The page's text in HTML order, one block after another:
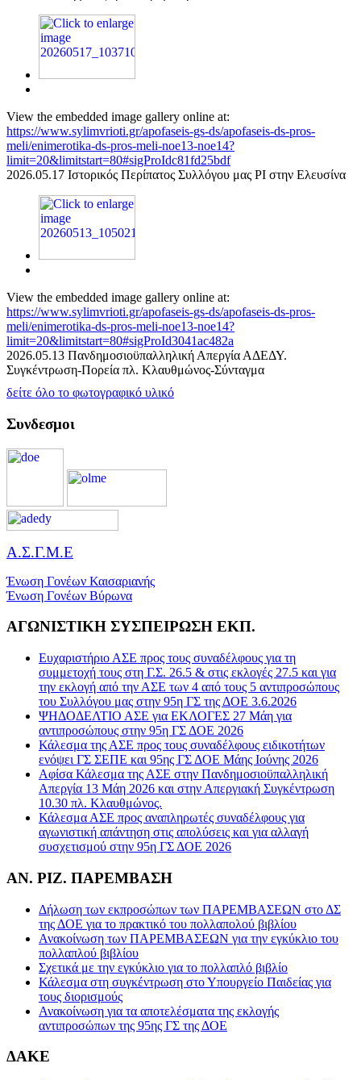
View the embedded image gallery online at:
https://www.sylimvrioti.gr/apofaseis-gs-ds/apofaseis-ds-pros-
meli/enimerotika-ds-pros-meli-noe13-noe14?
limit=20&limitstart=80#sigProIdc81fd25bdf
2026.05.17 Ιστορικός Περίπατος Συλλόγου μας ΡΙ στην Ελευσίνα
View the embedded image gallery online at:
https://www.sylimvrioti.gr/apofaseis-gs-ds/apofaseis-ds-pros-
meli/enimerotika-ds-pros-meli-noe13-noe14?
limit=20&limitstart=80#sigProId3041ac482a
2026.05.13 Πανδημοσιοϋπαλληλική Απεργία ΑΔΕΔΥ.
Συγκέντρωση-Πορεία πλ. Κλαυθμώνος-Σύνταγμα
δείτε όλο το φωτογραφικό υλικό
Συνδεσμοι
Α.Σ.Γ.Μ.Ε
Ένωση Γονέων Καισαριανής
Ένωση Γονέων Βύρωνα
ΑΓΩΝΙΣΤΙΚΗ ΣΥΣΠΕΙΡΩΣΗ ΕΚΠ.
Ευχαριστήριο ΑΣΕ προς τους συναδέλφους για τη
συμμετοχή τους στη Γ.Σ. 26.5 & στις εκλογές 27.5 και για
την εκλογή από την ΑΣΕ των 4 από τους 5 αντιπροσώπους
του Συλλόγου μας στην 95η ΓΣ της ΔΟΕ 3.6.2026
ΨΗΔΟΔΕΛΤΙΟ ΑΣΕ για ΕΚΛΟΓΕΣ 27 Μάη για
αντιπροσώπους στην 95η ΓΣ ΔΟΕ 2026
Κάλεσμα της ΑΣΕ προς τους συναδέλφους ειδικοτήτων
ενόψει ΓΣ ΣΕΠΕ και 95ης ΓΣ ΔΟΕ Μάης Ιούνης 2026
Αφίσα Κάλεσμα της ΑΣΕ στην Πανδημοσιοϋπαλληλική
Απεργία 13 Μάη 2026 και στην Απεργιακή Συγκέντρωση
10.30 πλ. Κλαυθμώνος.
Κάλεσμα ΑΣΕ προς αναπληρωτές συναδέλφους για
αγωνιστική απάντηση στις απολύσεις και για αλλαγή
συσχετισμού στην 95η ΓΣ ΔΟΕ 2026
ΑΝ. ΡΙΖ. ΠΑΡΕΜΒΑΣΗ
Δήλωση των εκπροσώπων των ΠΑΡΕΜΒΑΣΕΩΝ στο ΔΣ
της ΔΟΕ για το πρακτικό του πολλαπολού βιβλίου
Ανακοίνωση των ΠΑΡΕΜΒΑΣΕΩΝ για την εγκύκλιο του
πολλαπλού βιβλίου
Σχετικά με την εγκύκλιο για το πολλαπλό βιβλίο
Κάλεσμα στη συγκέντρωση στο Υπουργείο Παιδείας για
τους διορισμούς
Ανακοίνωση για τα αποτελέσματα της εκλογής
αντιπροσώπων της 95ης ΓΣ της ΔΟΕ
ΔΑΚΕ